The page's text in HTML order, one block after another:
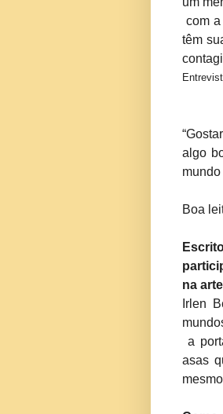
com
têm
algo
mundo
Boa
na
Irlen
a
asas